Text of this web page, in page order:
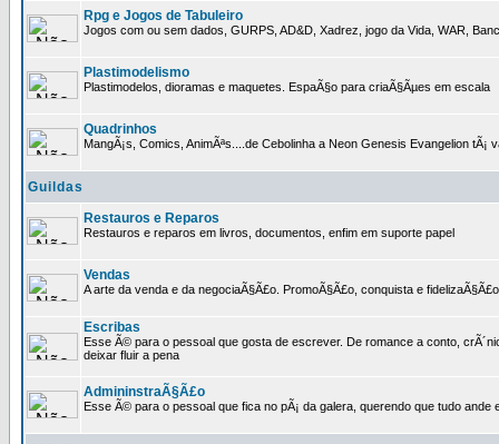
Rpg e Jogos de Tabuleiro
Jogos com ou sem dados, GURPS, AD&D, Xadrez, jogo da Vida, WAR,
Plastimodelismo
Plastimodelos, dioramas e maquetes. EspaÃ§o para criaÃ§Ãµes em escala
Quadrinhos
MangÃ¡s, Comics, AnimÃªs....de Cebolinha a Neon Genesis Evangelion tÃ¡
Guildas
Restauros e Reparos
Restauros e reparos em livros, documentos, enfim em suporte papel
Vendas
A arte da venda e da negociaÃ§Ã£o. PromoÃ§Ã£o, conquista e
Escribas
Esse Ã© para o pessoal que gosta de escrever. De romance a conto,
deixar fluir a pena
AdmininstraÃ§Ã£o
Esse Ã© para o pessoal que fica no pÃ¡ da galera, querendo que tudo ande